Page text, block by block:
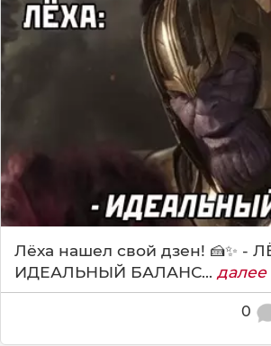
Лёха нашел свой дзен! 🍰✨ -
ИДЕАЛЬНЫЙ БАЛАНС... далее
0